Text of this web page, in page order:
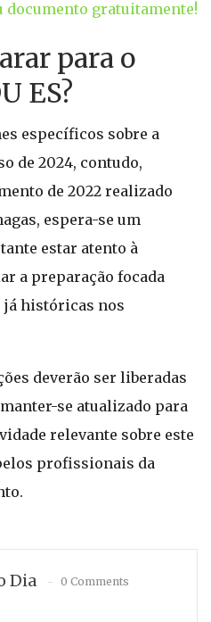
documento gratuitamente!
para o
ES?
específicos sobre a
de 2024, contudo,
de 2022 realizado
espera-se um
estar atento à
a preparação focada
históricas nos
deverão ser liberadas
manter-se atualizado para
relevante sobre este
profissionais da
Dia 0 Comments